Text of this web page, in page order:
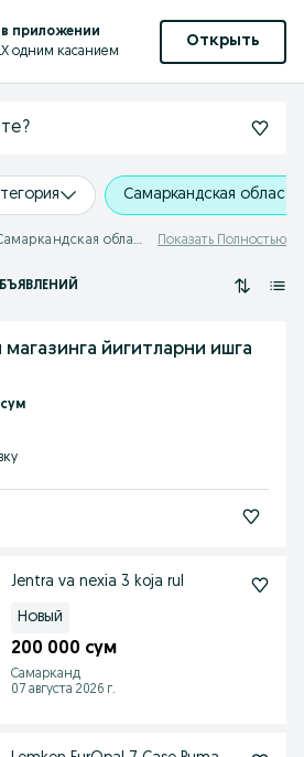
приложении
одним касанием
Открыть
Самаркандская область
OLX - сервис объявлений Самаркандская область Показать Полностью
йигитларни ишга
сум
Jentra va nexia 3 koja rul
Новый
200 000 сум
Самарканд
07 августа 2026 г.